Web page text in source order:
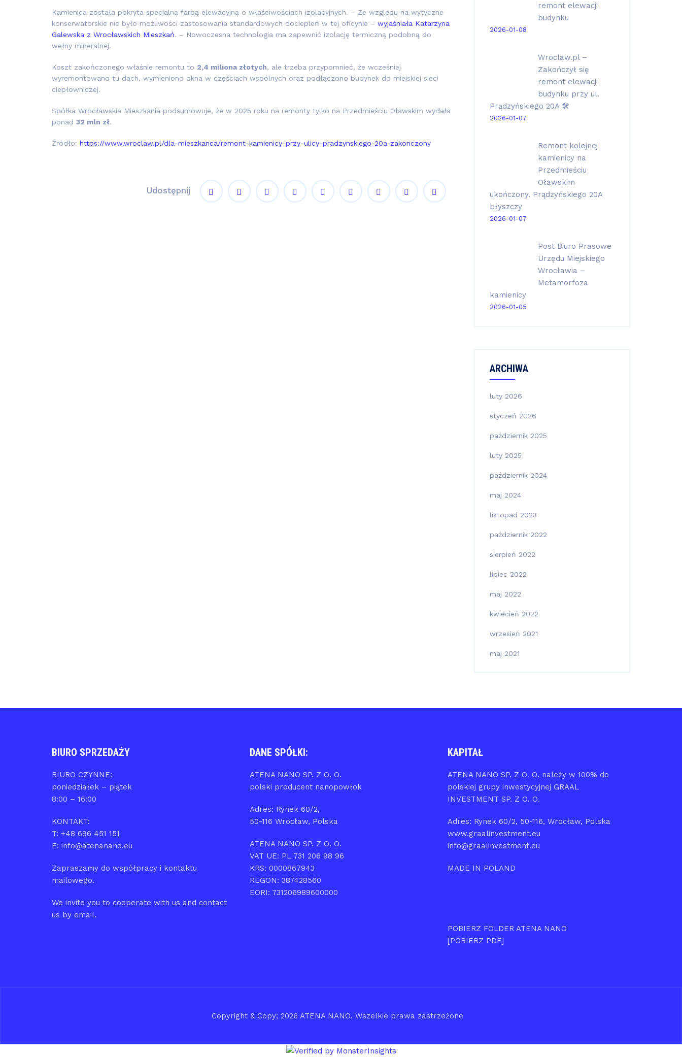
Kamienica została pokryta specjalną farbą elewacyjną o właściwościach izolacyjnych. – Ze względu na wytyczne
konserwatorskie nie było możliwości zastosowania standardowych dociepleń w tej oficynie – wyjaśniała Katarzyna
Galewska z Wrocławskich Mieszkań. – Nowoczesna technologia ma zapewnić izolację termiczną podobną do
wełny mineralnej.
Koszt zakończonego właśnie remontu to 2,4 miliona złotych, ale trzeba przypomnieć, że wcześniej
wyremontowano tu dach, wymieniono okna w częściach wspólnych oraz podłączono budynek do miejskiej sieci
ciepłowniczej.
Spółka Wrocławskie Mieszkania podsumowuje, że w 2025 roku na remonty tylko na Przedmieściu Oławskim wydała
ponad 32 mln zł.
Źródło: https://www.wroclaw.pl/dla-mieszkanca/remont-kamienicy-przy-ulicy-pradzynskiego-20a-zakonczony
Udostępnij
remont elewacji
budynku
2026-01-08
Wroclaw.pl –
Zakończył się
remont elewacji
budynku przy ul.
Prądzyńskiego 20A 🛠️
2026-01-07
Remont kolejnej
kamienicy na
Przedmieściu
Oławskim
ukończony. Prądzyńskiego 20A
błyszczy
2026-01-07
Post Biuro Prasowe
Urzędu Miejskiego
Wrocławia –
Metamorfoza
kamienicy
2026-01-05
ARCHIWA
luty 2026
styczeń 2026
październik 2025
luty 2025
październik 2024
maj 2024
listopad 2023
październik 2022
sierpień 2022
lipiec 2022
maj 2022
kwiecień 2022
wrzesień 2021
maj 2021
BIURO SPRZEDAŻY
BIURO CZYNNE:
poniedziałek – piątek
8:00 – 16:00
KONTAKT:
T: +48 696 451 151
E: info@atenanano.eu
Zapraszamy do współpracy i kontaktu
mailowego.
We invite you to cooperate with us and contact
us by email.
DANE SPÓŁKI:
ATENA NANO SP. Z O. O.
polski producent nanopowłok
Adres: Rynek 60/2,
50-116 Wrocław, Polska
ATENA NANO SP. Z O. O.
VAT UE: PL 731 206 98 96
KRS: 0000867943
REGON: 387428560
EORI: 731206989600000
KAPITAŁ
ATENA NANO SP. Z O. O. należy w 100% do
polskiej grupy inwestycyjnej GRAAL
INVESTMENT SP. Z O. O.
Adres: Rynek 60/2, 50-116, Wrocław, Polska
www.graalinvestment.eu
info@graalinvestment.eu
MADE IN POLAND
POBIERZ FOLDER ATENA NANO
[POBIERZ PDF]
Copyright & Copy; 2026 ATENA NANO. Wszelkie prawa zastrzeżone